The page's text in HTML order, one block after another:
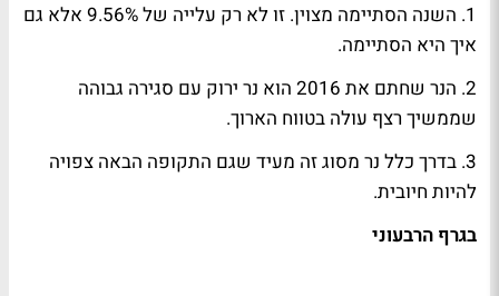
1. השנה הסתיימה מצוין. זו לא רק עלייה של 9.56% אלא גם
איך היא הסתיימה.
2. הנר שחתם את 2016 הוא נר ירוק עם סגירה גבוהה
שממשיך רצף עולה בטווח הארוך.
3. בדרך כלל נר מסוג זה מעיד שגם התקופה הבאה צפויה
להיות חיובית.
בגרף הרבעוני